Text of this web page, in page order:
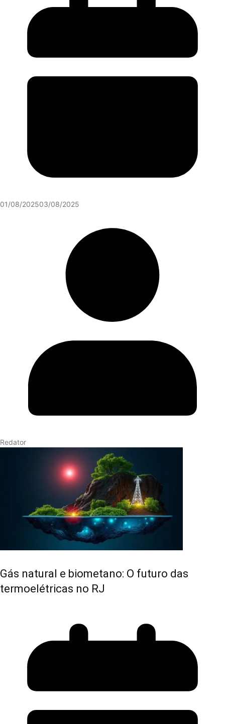
01/08/202503/08/2025
Redator
Gás natural e biometano: O futuro das
termoelétricas no RJ